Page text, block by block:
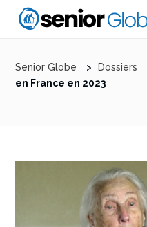
Senior Globe > Dossiers
en France en 2023